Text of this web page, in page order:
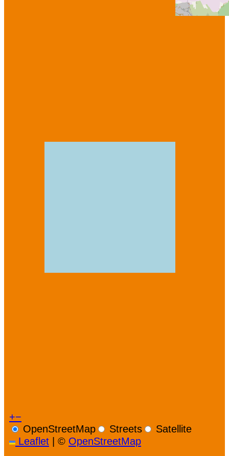
+−
OpenStreetMap
Streets
Satellite
Leaflet | © OpenStreetMap